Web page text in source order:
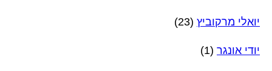
יואלי מרקוביץ (23)
יודי אונגר (1)